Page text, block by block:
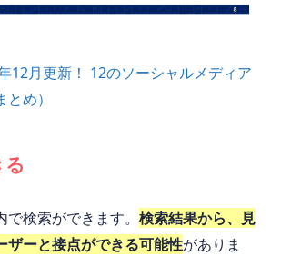
12月更新！ 12のソーシャルメディア
め）
検索ができます。 検索結果から、見
ザーと接点ができる可能性がありま